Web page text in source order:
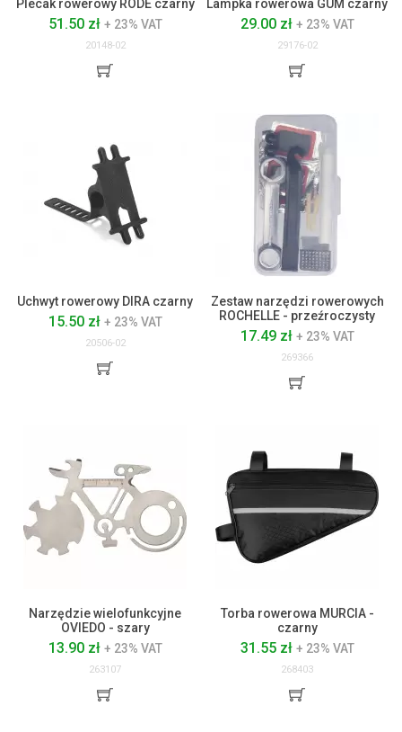
Plecak rowerowy RODE czarny
51.50 zł + 23% VAT
20148-02
Lampka rowerowa GUM czarny
29.00 zł + 23% VAT
29176-02
Uchwyt rowerowy DIRA czarny
15.50 zł + 23% VAT
20506-02
Zestaw narzędzi rowerowych
ROCHELLE - przeźroczysty
17.49 zł + 23% VAT
269366
Narzędzie wielofunkcyjne
OVIEDO - szary
13.90 zł + 23% VAT
263107
Torba rowerowa MURCIA -
czarny
31.55 zł + 23% VAT
268403